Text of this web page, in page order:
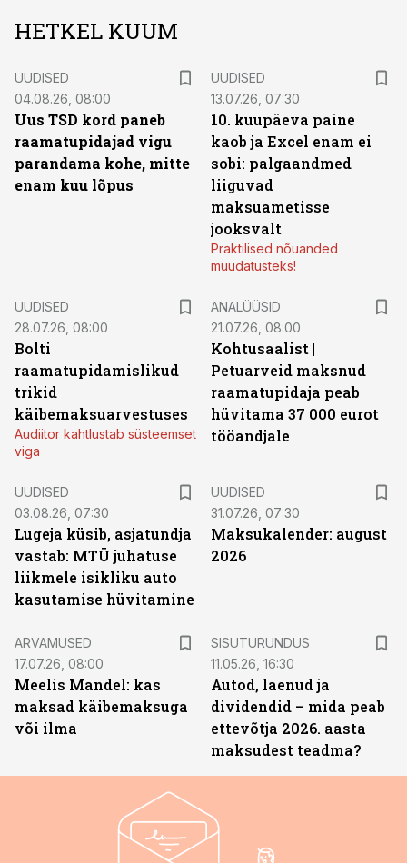
HETKEL KUUM
UUDISED
04.08.26, 08:00
Uus TSD kord paneb
raamatupidajad vigu
parandama kohe, mitte
enam kuu lõpus
UUDISED
13.07.26, 07:30
10. kuupäeva paine
kaob ja Excel enam ei
sobi: palgaandmed
liiguvad
maksuametisse
jooksvalt
Praktilised nõuanded
muudatusteks!
UUDISED
28.07.26, 08:00
Bolti
raamatupidamislikud
trikid
käibemaksuarvestuses
Audiitor kahtlustab süsteemset
viga
ANALÜÜSID
21.07.26, 08:00
Kohtusaalist |
Petuarveid maksnud
raamatupidaja peab
hüvitama 37 000 eurot
tööandjale
UUDISED
03.08.26, 07:30
Lugeja küsib, asjatundja
vastab: MTÜ juhatuse
liikmele isikliku auto
kasutamise hüvitamine
UUDISED
31.07.26, 07:30
Maksukalender: august
2026
ARVAMUSED
17.07.26, 08:00
Meelis Mandel: kas
maksad käibemaksuga
või ilma
SISUTURUNDUS
11.05.26, 16:30
Autod, laenud ja
dividendid – mida peab
ettevõtja 2026. aasta
maksudest teadma?